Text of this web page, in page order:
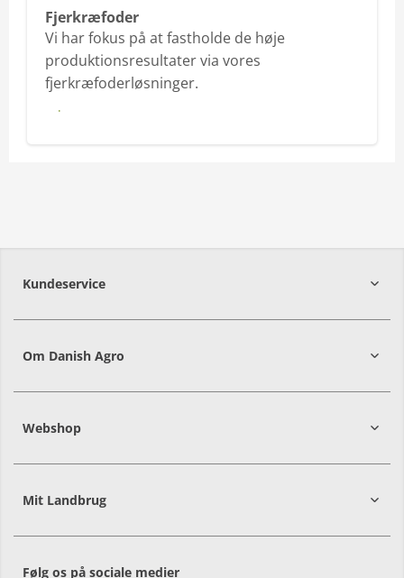
Fjerkræfoder
Vi har fokus på at fastholde de høje
produktionsresultater via vores
fjerkræfoderløsninger.
Læs mere her
Kundeservice
Om Danish Agro
Webshop
Mit Landbrug
Følg os på sociale medier